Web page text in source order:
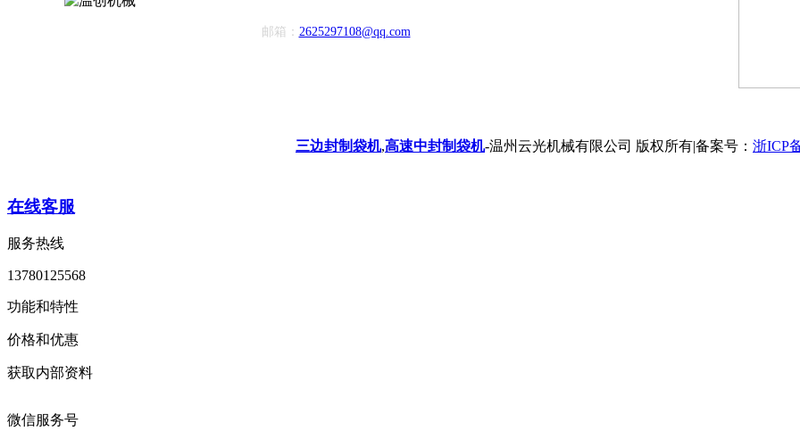
邮箱： 2625297108@qq.com
三边封制袋机,高速中封制袋机-温州云光机械有限公司 版权所有|备案号： 浙ICP
在线客服
服务热线
13780125568
功能和特性
价格和优惠
获取内部资料
微信服务号